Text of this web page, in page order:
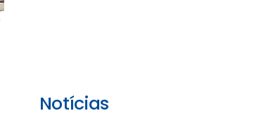
Notícias